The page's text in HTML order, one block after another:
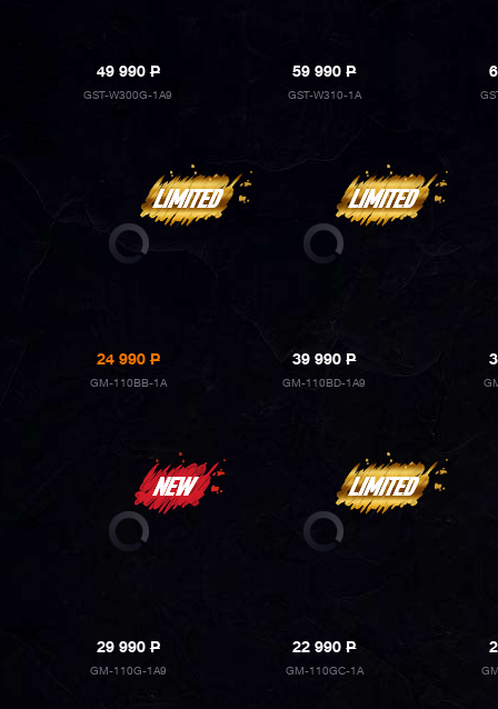
49 990P
GST-W300G-1A9
59 990P
GST-W310-1A
24 990P
GM-110BB-1A
39 990P
GM-110BD-1A9
29 990P
GM-110G-1A9
22 990P
GM-110GC-1A